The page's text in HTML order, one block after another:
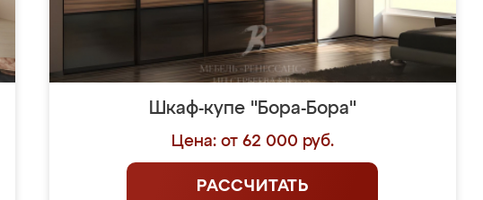
Шкаф-купе "Бора-Бора"
Цена: от 62 000 руб.
РАССЧИТАТЬ